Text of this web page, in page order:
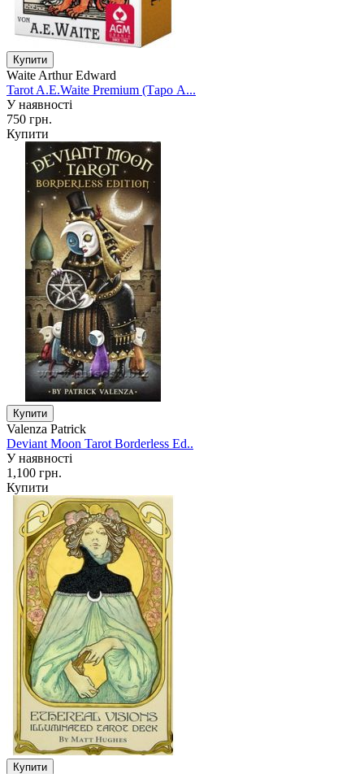
Waite Arthur Edward
Tarot A.E.Waite Premium (Таро А...
У наявності
750 грн.
Купити
Valenza Patrick
Deviant Moon Tarot Borderless Ed..
У наявності
1,100 грн.
Купити